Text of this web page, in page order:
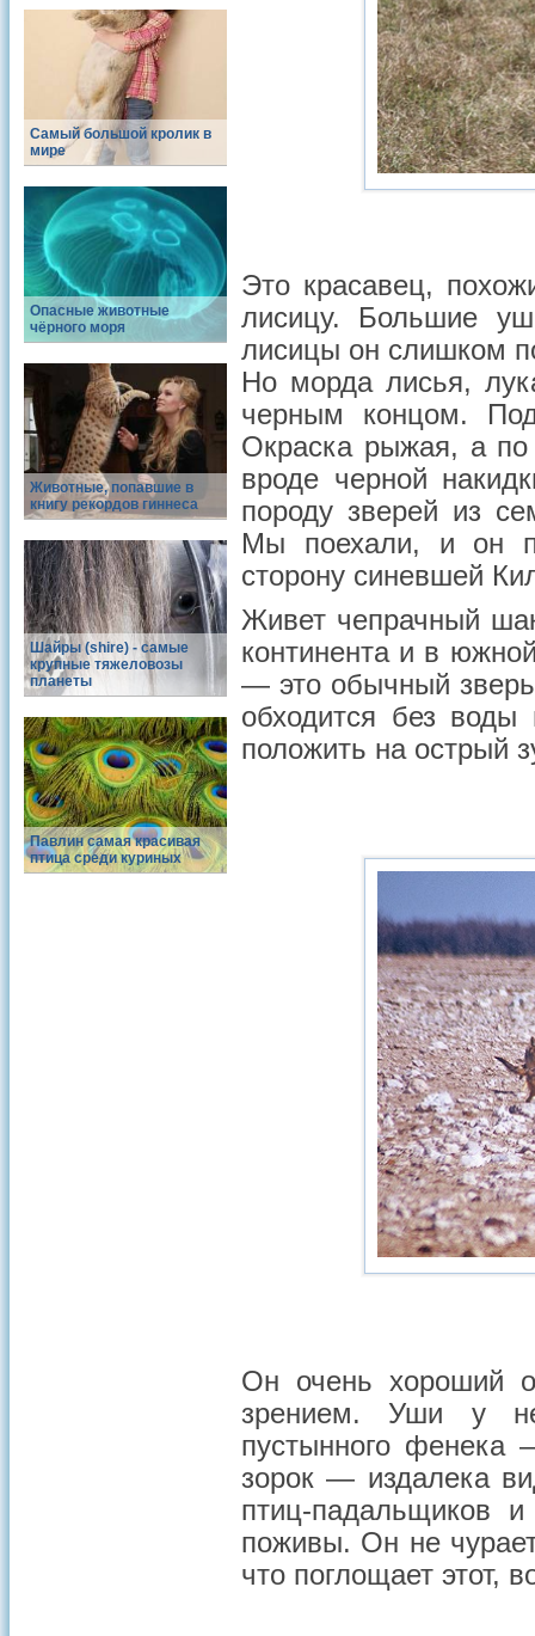
Самый большой кролик в
мире
Опасные животные
чёрного моря
Животные, попавшие в
книгу рекордов гиннеса
Шайры (shire) - самые
крупные тяжеловозы
планеты
Павлин самая красивая
птица среди куриных
Это красавец,
лисицу. Большие
лисицы он слишком
Но морда лисья,
черным концом.
Окраска рыжая, а по
вроде черной
породу зверей из
Мы поехали, и он
сторону синевшей
Живет чепрачный
континента и в
— это обычный
обходится без
положить на острый
Он очень хороший
зрением. Уши у
пустынного
зорок — издалека
птиц-падальщиков
поживы. Он не
что поглощает этот,